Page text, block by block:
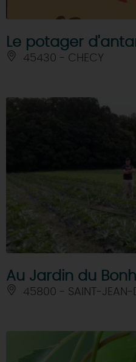
Le potager
45430 - CHECY
Au Jardin du
45800 - SAINT-JEAN-